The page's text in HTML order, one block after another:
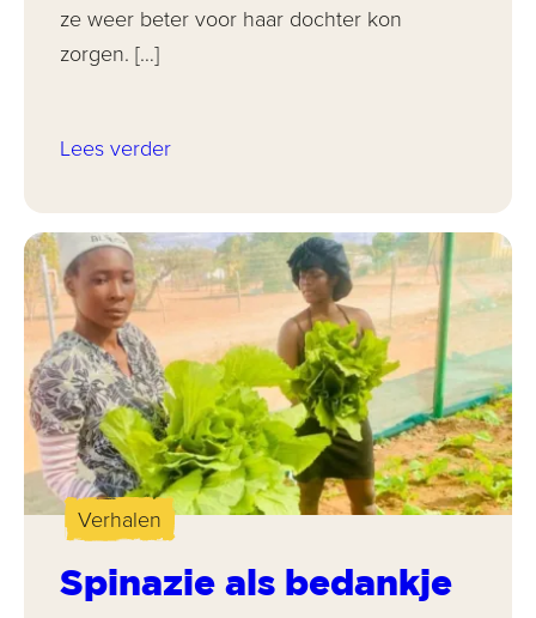
ze weer beter voor haar dochter kon
zorgen. […]
Lees verder
Verhalen
Spinazie als bedankje